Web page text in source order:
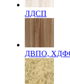
ЛДСП
ДВПО,